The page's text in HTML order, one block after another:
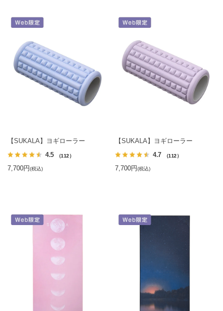
【SUKALA】ヨギローラー
4.5 （112）
7,700円(税込)
【SUKALA】ヨギローラー
4.7 （112）
7,700円(税込)